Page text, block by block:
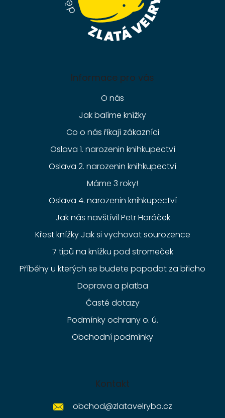
Informace pro vás
O nás
Jak balíme knížky
Co o nás říkají zákazníci
Oslava 1. narozenin knihkupectví
Oslava 2. narozenin knihkupectví
Máme 3 roky!
Oslava 4. narozenin knihkupectví
Jak nás navštívil Petr Horáček
Křest knížky Jak si vychovat sourozence
7 tipů na knížku pod stromeček
Příběhy u kterých se budete popadat za břicho
Doprava a platba
Časté dotazy
Podmínky ochrany o. ú.
Obchodní podmínky
Kontakt
obchod@zlatavelryba.cz